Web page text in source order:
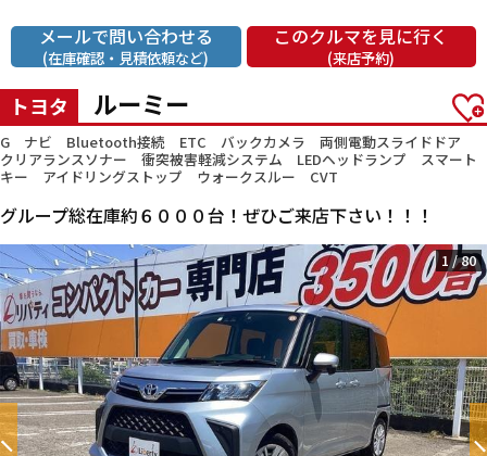
メールで問い合わせる
(在庫確認・見積依頼など)
このクルマを見に行く
(来店予約)
トヨタ ルーミー
G ナビ Bluetooth接続 ETC バックカメラ 両側電動スライドドア
クリアランスソナー 衝突被害軽減システム LEDヘッドランプ スマート
キー アイドリングストップ ウォークスルー CVT
グループ総在庫約６０００台！ぜひご来店下さい！！！
1/80